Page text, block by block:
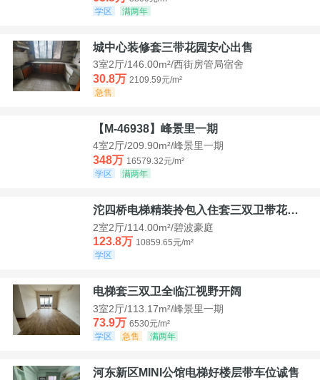
学区
满两年
城中心装修套三带花园安心出售
3室2厅/146.00m²/西街房管局宿舍
30.8万 2109.59元/m²
急售
【M-46938】峰景里一期
4室2厅/209.90m²/峰景里一期
348万 16579.32元/m²
学区
满两年
沱四桥电梯精装拎包入住套三双卫带花园40平米带车位
2室2厅/114.00m²/碧波豪庭
123.8万 10859.65元/m²
学区
电梯套三双卫全临江视野开阔
3室2厅/113.17m²/峰景里一期
73.9万 6530元/m²
学区
急售 满两年
河东新区MINI公馆电梯好楼层带车位诚售